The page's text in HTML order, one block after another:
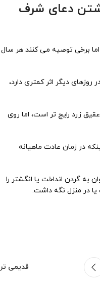
دعای شرف
اما برخی توصیه می کنند هر سال
روزهای دیگر اثر کمتری دارد،
زرد رایج تر است، اما روی
در زمان عادت ماهیانه
به گردن انداخت یا انگشتر را
در منزل نگه داشت.
قدیمی تر